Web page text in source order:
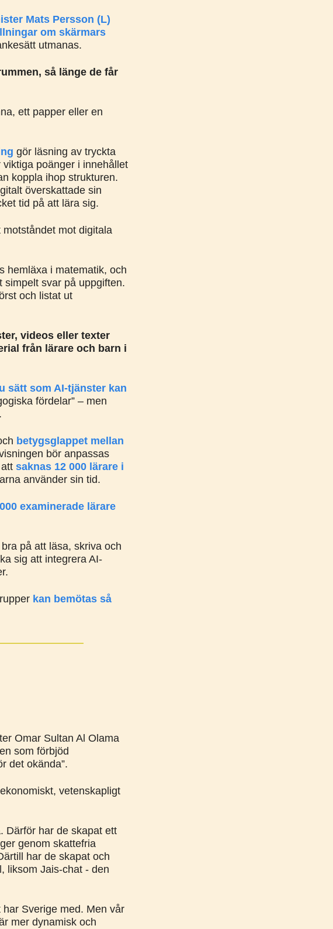
Mats Persson (L)
om skärmars
utmanas.
så länge de får
ett papper eller en
gör läsning av tryckta
poänger i innehållet
koppla ihop strukturen.
överskattade sin
tid på att lära sig.
motståndet mot digitala
hemläxa i matematik, och
simpelt svar på uppgiften.
och listat ut
videos eller texter
från lärare och barn i
sätt som AI-tjänster kan
fördelar” – men
betygsglappet mellan
bör anpassas
saknas 12 000 lärare i
använder sin tid.
examinerade lärare
på att läsa, skriva och
sig att integrera AI-
kan bemötas så
Omar Sultan Al Olama
som förbjöd
det okända”.
vetenskapligt
Därför har de skapat ett
genom skattefria
har de skapat och
liksom Jais-chat - den
Sverige med. Men vår
mer dynamisk och